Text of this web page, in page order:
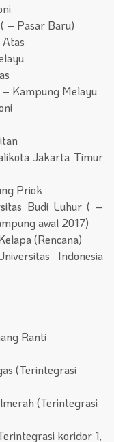
– Pasar Baru)
Atas
Kampung Melayu
Jakarta Timur
Priok
Budi Luhur ( –
awal 2017)
(Rencana)
Indonesia
Ranti
(Terintegrasi
(Terintegrasi
koridor 1,